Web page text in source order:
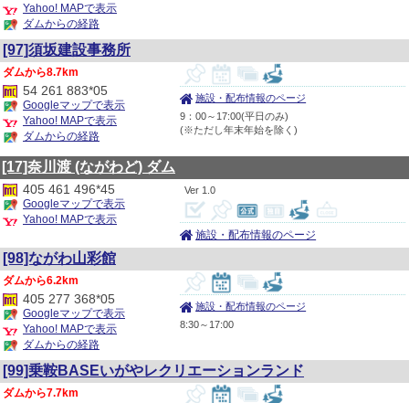
Yahoo! MAPで表示
ダムからの経路
[97]須坂建設事務所
施設・配布情報のページ
9：00～17:00(平日のみ)
(※ただし年末年始を除く)
8.7km
54 261 883*05
Googleマップで表示
Yahoo! MAPで表示
ダムからの経路
[17]奈川渡 (ながわど) ダム
1.0
施設・配布情報のページ
405 461 496*45
Googleマップで表示
Yahoo! MAPで表示
[98]ながわ山彩館
施設・配布情報のページ
8:30～17:00
6.2km
405 277 368*05
Googleマップで表示
Yahoo! MAPで表示
ダムからの経路
[99]乗鞍BASEいがやレクリエーションランド
7.7km